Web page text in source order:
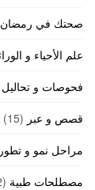
صحتك في رمضان
علم الأحياء و
فحوصات و
قصص و عبر (15)
مراحل نمو و
مصطلحات طبية (142)